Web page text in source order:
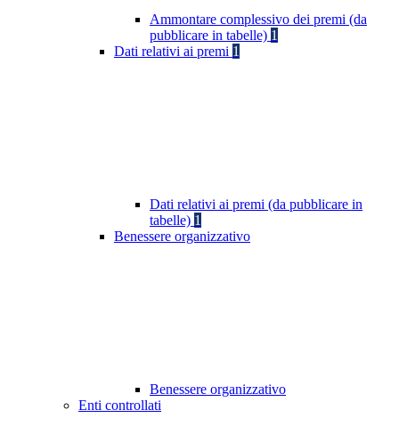
Ammontare complessivo dei premi (da
pubblicare in tabelle) 1
Dati relativi ai premi 1
Dati relativi ai premi (da pubblicare in
tabelle) 1
Benessere organizzativo
Benessere organizzativo
Enti controllati